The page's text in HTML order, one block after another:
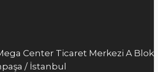
Center Ticaret Merkezi A Blok
/ İstanbul